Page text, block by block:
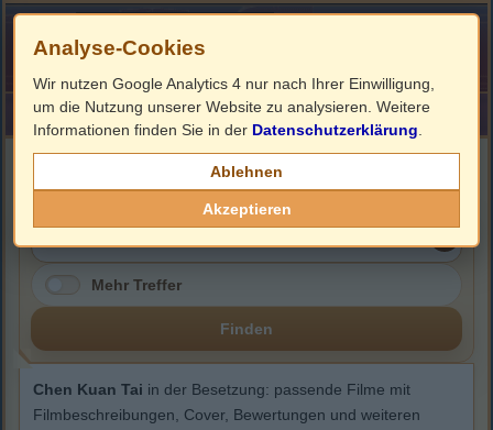
HOME ImpressumLinks
Chen Kuan Tai
Mehr Treffer
Finden
Chen Kuan Tai in der Besetzung: passende Filme mit
Filmbeschreibungen, Cover, Bewertungen und weiteren
Analyse-Cookies
Wir nutzen Google Analytics 4 nur nach Ihrer Einwilligung,
um die Nutzung unserer Website zu analysieren. Weitere
Informationen finden Sie in der Datenschutzerklärung
Ablehnen
Akzeptieren